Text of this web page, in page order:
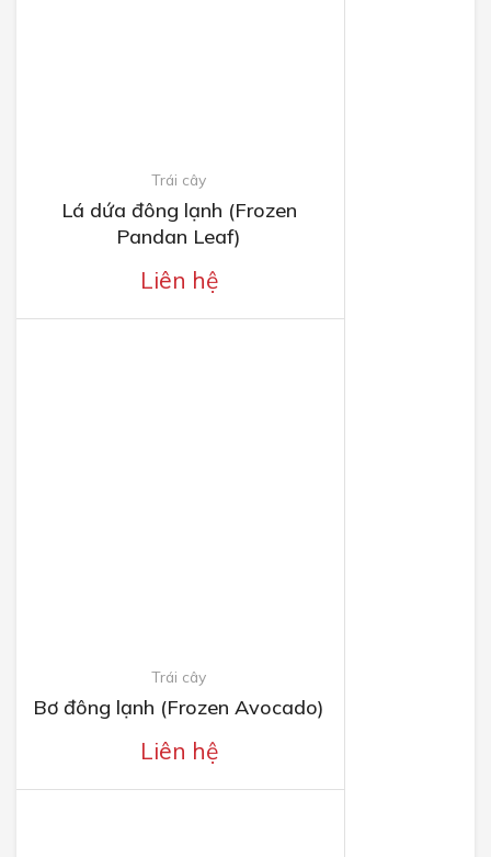
Trái cây
Lá dứa đông lạnh (Frozen
Pandan Leaf)
Liên hệ
Trái cây
Bơ đông lạnh (Frozen Avocado)
Liên hệ